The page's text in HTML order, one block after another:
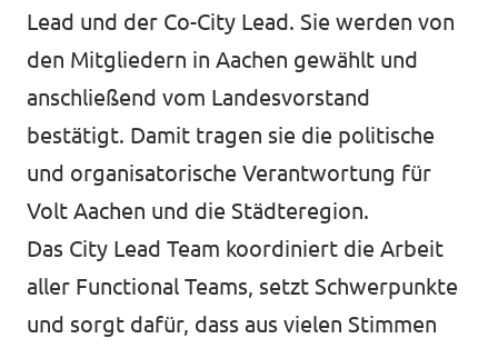
Lead und der Co-City Lead. Sie werden von
den Mitgliedern in Aachen gewählt und
anschließend vom Landesvorstand
bestätigt. Damit tragen sie die politische
und organisatorische Verantwortung für
Volt Aachen und die Städteregion.
Das City Lead Team koordiniert die Arbeit
aller Functional Teams, setzt Schwerpunkte
und sorgt dafür, dass aus vielen Stimmen